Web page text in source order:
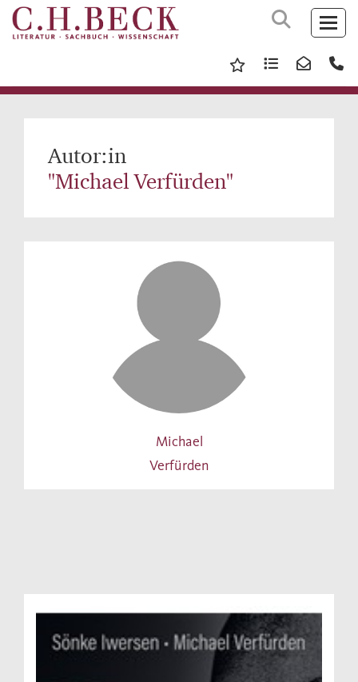
Autor:in
"Michael Verfürden"
Michael
Verfürden